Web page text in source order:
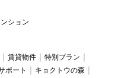
ション
賃貸物件
特別プラン
ポート
キョクトウの森